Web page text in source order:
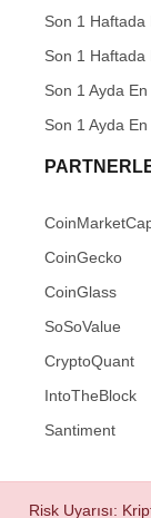
Son 1 Haftada
Son 1 Haftada
Son 1 Ayda
Son 1 Ayda
CoinGecko
CoinGlass
SoSoValue
CryptoQuant
IntoTheBlock
Santiment
Risk Uyarısı: